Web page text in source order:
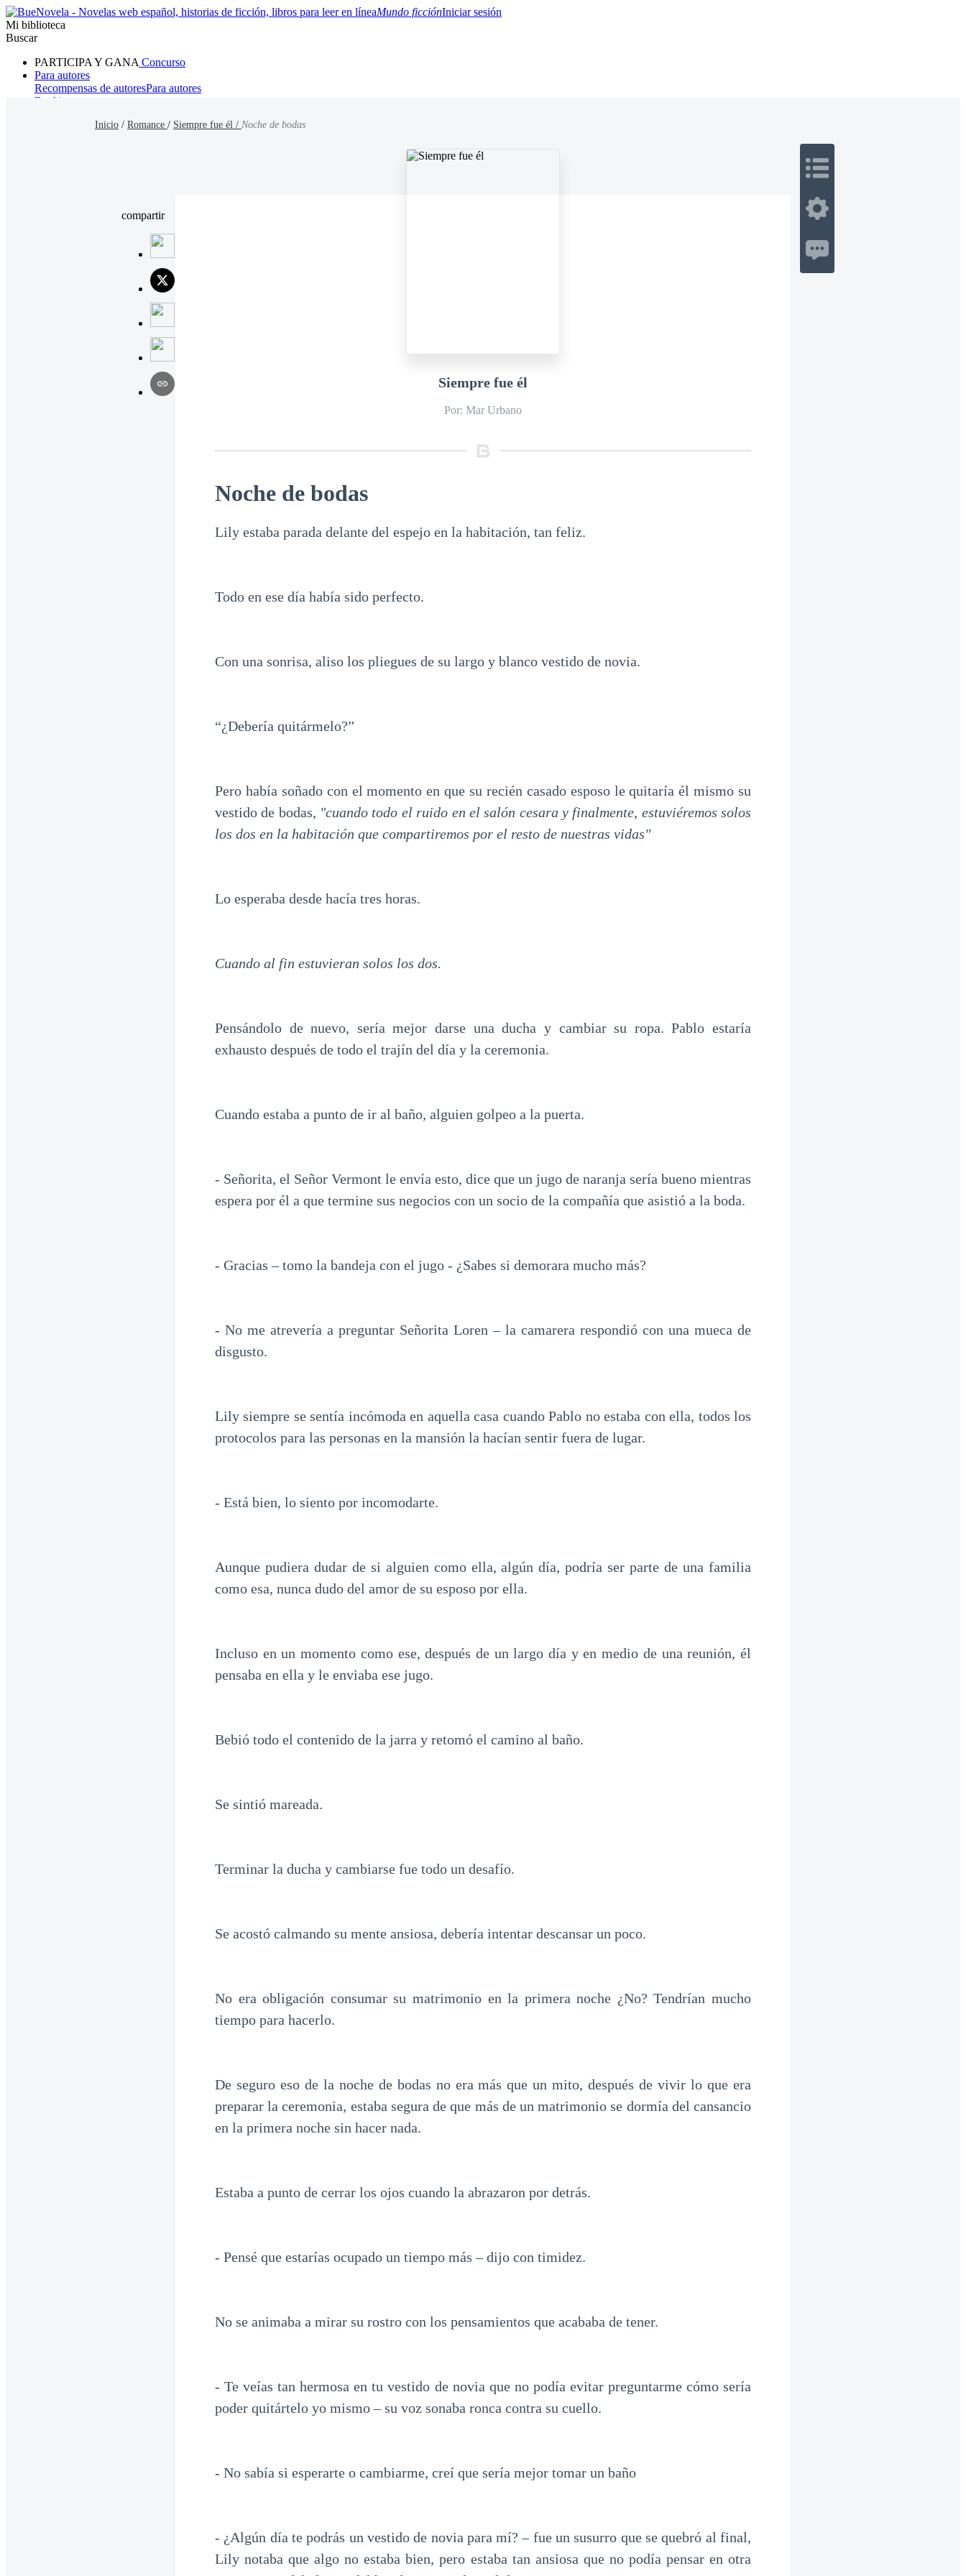
Mundo ficciónIniciar sesión
Mi biblioteca
Buscar
PARTICIPA Y GANA Concurso
Para autores
Recompensas de autoresPara autores
Ranking
ParanormalMisterio/Thriller
Inicio / Romance / Siempre fue él / Noche de bodas
compartir
Siempre fue él
Por: Mar Urbano
Noche de bodas
Lily estaba parada delante del espejo en la habitación, tan feliz.
Todo en ese día había sido perfecto.
Con una sonrisa, aliso los pliegues de su largo y blanco vestido de novia.
“¿Debería quitármelo?”
Pero había soñado con el momento en que su recién casado esposo le quitaría él mismo su
vestido de bodas, "cuando todo el ruido en el salón cesara y finalmente, estuviéremos solos
los dos en la habitación que compartiremos por el resto de nuestras vidas"
Lo esperaba desde hacía tres horas.
Cuando al fin estuvieran solos los dos.
Pensándolo de nuevo, sería mejor darse una ducha y cambiar su ropa. Pablo estaría
exhausto después de todo el trajín del día y la ceremonia.
Cuando estaba a punto de ir al baño, alguien golpeo a la puerta.
- Señorita, el Señor Vermont le envía esto, dice que un jugo de naranja sería bueno mientras
espera por él a que termine sus negocios con un socio de la compañía que asistió a la boda.
- Gracias – tomo la bandeja con el jugo - ¿Sabes si demorara mucho más?
- No me atrevería a preguntar Señorita Loren – la camarera respondió con una mueca de
disgusto.
Lily siempre se sentía incómoda en aquella casa cuando Pablo no estaba con ella, todos los
protocolos para las personas en la mansión la hacían sentir fuera de lugar.
- Está bien, lo siento por incomodarte.
Aunque pudiera dudar de si alguien como ella, algún día, podría ser parte de una familia
como esa, nunca dudo del amor de su esposo por ella.
Incluso en un momento como ese, después de un largo día y en medio de una reunión, él
pensaba en ella y le enviaba ese jugo.
Bebió todo el contenido de la jarra y retomó el camino al baño.
Se sintió mareada.
Terminar la ducha y cambiarse fue todo un desafío.
Se acostó calmando su mente ansiosa, debería intentar descansar un poco.
No era obligación consumar su matrimonio en la primera noche ¿No? Tendrían mucho
tiempo para hacerlo.
De seguro eso de la noche de bodas no era más que un mito, después de vivir lo que era
preparar la ceremonia, estaba segura de que más de un matrimonio se dormía del cansancio
en la primera noche sin hacer nada.
Estaba a punto de cerrar los ojos cuando la abrazaron por detrás.
- Pensé que estarías ocupado un tiempo más – dijo con timidez.
No se animaba a mirar su rostro con los pensamientos que acababa de tener.
- Te veías tan hermosa en tu vestido de novia que no podía evitar preguntarme cómo sería
poder quitártelo yo mismo – su voz sonaba ronca contra su cuello.
- No sabía si esperarte o cambiarme, creí que sería mejor tomar un baño
- ¿Algún día te podrás un vestido de novia para mí? – fue un susurro que se quebró al final,
Lily notaba que algo no estaba bien, pero estaba tan ansiosa que no podía pensar en otra